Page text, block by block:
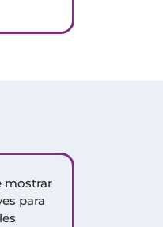
mostrar
para